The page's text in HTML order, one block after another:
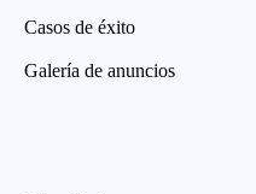
Casos de éxito
Galería de anuncios